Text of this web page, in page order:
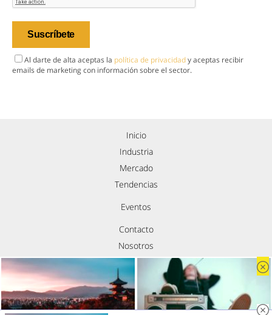
Al darte de alta aceptas la política de privacidady aceptas recibir
emails de marketing con información sobre el sector.
Inicio
Industria
Mercado
Tendencias
Eventos
Contacto
Nosotros
Política de privacidad
Aviso legal
Política de cookies